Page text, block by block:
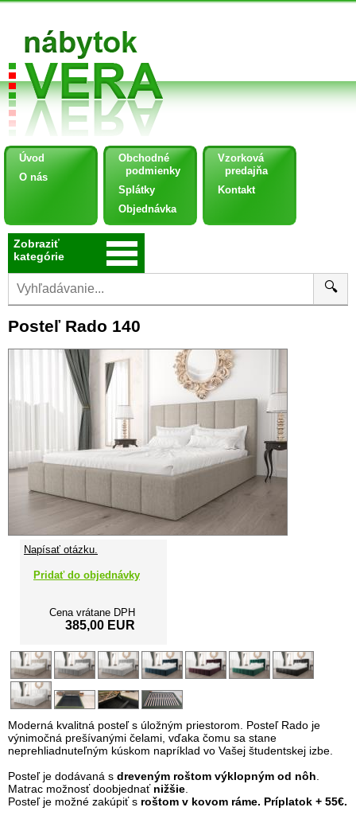
Úvod
O nás
Obchodné
podmienky
Splátky
Objednávka
Vzorková
predajňa
Kontakt
Zobraziť
kategórie
🔍
Posteľ Rado 140
Napísať otázku.
Pridať do objednávky
Cena vrátane DPH
385,00 EUR
Moderná kvalitná posteľ s úložným priestorom. Posteľ Rado je
výnimočná prešívanými čelami, vďaka čomu sa stane
neprehliadnuteľným kúskom napríklad vo Vašej študentskej izbe.
Posteľ je dodávaná s dreveným roštom výklopným od nôh
Matrac možnosť doobjednať nižšie
Posteľ je možné zakúpiť s roštom v kovom ráme. Príplatok + 55€.